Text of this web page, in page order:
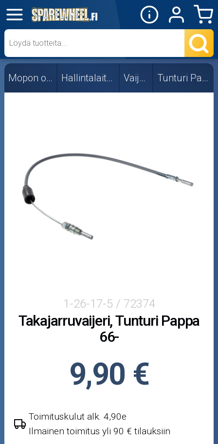
✕
Mopon osat
Skootterin osat
Crossipyörän osat
Mopoauton osat
Mönkijän osat
Puutarha ja metsä
Öljyt ja kemikaalit
Outlet-tuotteet
Mopon osat Hallintalaitteet Vaijerit Tunturi Pappa
1-26-17-5 / 72374
Takajarruvaijeri, Tunturi Pappa
66-
9,90 €
Toimituskulut alk. 4,90e
Ilmainen toimitus yli 90 € tilauksiin